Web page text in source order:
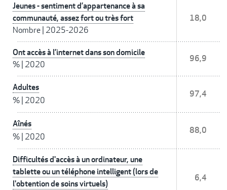
Jeunes - sentiment d’appartenance à sa
communauté, assez fort ou très fort
Nombre 2025-2026
18,0
Ont accès à l’internet dans son domicile
% 2020
96,9
Adultes
% 2020
97,4
Aînés
% 2020
88,0
Difficultés d'accès à un ordinateur, une
tablette ou un téléphone intelligent (lors de
l'obtention de soins virtuels)
6,4